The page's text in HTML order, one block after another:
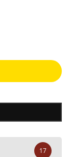
17